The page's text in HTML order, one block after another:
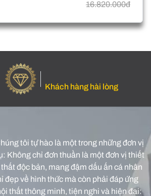
16.820.000đ
Khách hàng hài lòng
tôi tự hào là một trong những đơn vị
Không chỉ đơn thuần là một đơn vị thiết
độc bản, mang đậm dấu ấn cá nhân
đẹp về hình thức mà còn phải đáp ứng
thất thông minh, tiện nghi và hiện đại: